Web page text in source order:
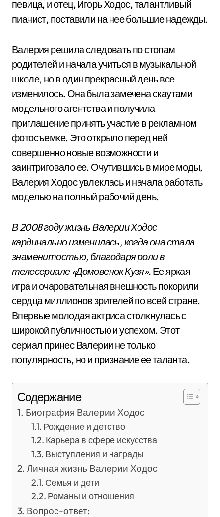
певица, и отец, Игорь Ходос, талантливый
пианист, поставили на нее большие надежды.
Валерия решила следовать по стопам
родителей и начала учиться в музыкальной
школе, но в один прекрасный день все
изменилось. Она была замечена скаутами
модельного агентства и получила
приглашение принять участие в рекламном
фотосъемке. Это открыло перед ней
совершенно новые возможности и
заинтриговало ее. Очутившись в мире моды,
Валерия Ходос увлеклась и начала работать
моделью на полный рабочий день.
В 2008 году жизнь Валерии Ходос
кардинально изменилась, когда она стала
знаменитостью, благодаря роли в
телесериале «Домовенок Кузя». Ее яркая
игра и очаровательная внешность покорили
сердца миллионов зрителей по всей стране.
Впервые молодая актриса столкнулась с
широкой публичностью и успехом. Этот
сериал принес Валерии не только
популярность, но и признание ее таланта.
Содержание
Биография Валерии Ходос
Рождение и детство
Карьера в сфере искусства
Выступления и награды
Личная жизнь Валерии Ходос
Семья и дети
Романы и отношения
Вопрос-ответ: